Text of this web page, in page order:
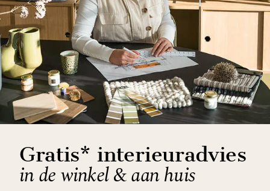
Gratis* interieuradvies
in de winkel & aan huis